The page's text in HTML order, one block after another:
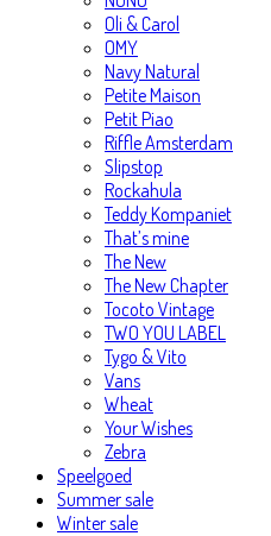
Oli & Carol
OMY
Navy Natural
Petite Maison
Petit Piao
Riffle Amsterdam
Slipstop
Rockahula
Teddy Kompaniet
That’s mine
The New
The New Chapter
Tocoto Vintage
TWO YOU LABEL
Tygo & Vito
Vans
Wheat
Your Wishes
Zebra
Speelgoed
Summer sale
Winter sale